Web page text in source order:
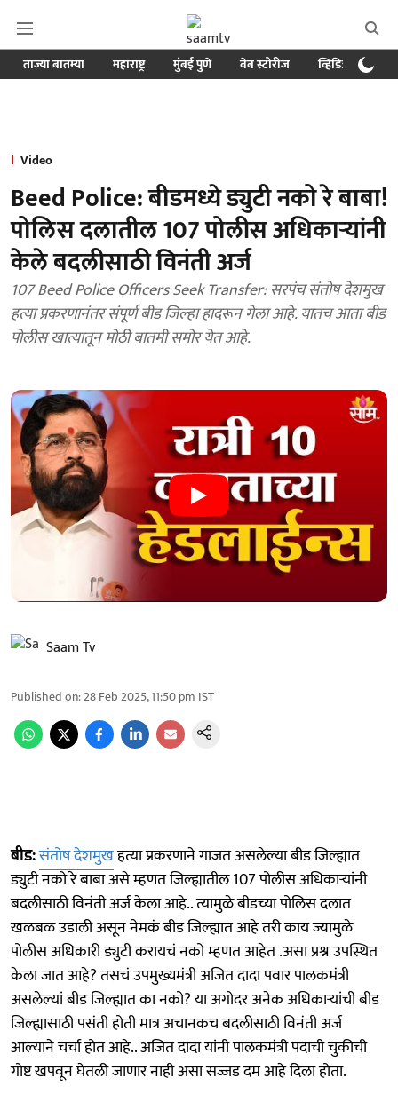
ताज्या बातम्या महाराष्ट्र मुंबई पुणे वेब स्टोरीज व्हिडिओ
Video
Beed Police: बीडमध्ये ड्युटी नको रे बाबा!
पोलिस दलातील 107 पोलीस अधिकाऱ्यांनी
केले बदलीसाठी विनंती अर्ज
107 Beed Police Officers Seek Transfer: सरपंच संतोष देशमुख
हत्या प्रकरणानंतर संपूर्ण बीड जिल्हा हादरून गेला आहे. यातच आता बीड
पोलीस खात्यातून मोठी बातमी समोर येत आहे.
Saam Tv
Published on:28 Feb 2025, 11:50 pm IST
बीड:संतोष देशमुखहत्या प्रकरणाने गाजत असलेल्या बीड जिल्ह्यात
ड्युटी नको रे बाबा असे म्हणत जिल्ह्यातील 107 पोलीस अधिकाऱ्यांनी
बदलीसाठी विनंती अर्ज केला आहे.. त्यामुळे बीडच्या पोलिस दलात
खळबळ उडाली असून नेमकं बीड जिल्ह्यात आहे तरी काय ज्यामुळे
पोलीस अधिकारी ड्युटी करायचं नको म्हणत आहेत .असा प्रश्न उपस्थित
केला जात आहे? तसचं उपमुख्यमंत्री अजित दादा पवार पालकमंत्री
असलेल्यां बीड जिल्ह्यात का नको? या अगोदर अनेक अधिकाऱ्यांची बीड
जिल्ह्यासाठी पसंती होती मात्र अचानकच बदलीसाठी विनंती अर्ज
आल्याने चर्चा होत आहे.. अजित दादा यांनी पालकमंत्री पदाची चुकीची
गोष्ट खपवून घेतली जाणार नाही असा सज्जड दम आहे दिला होता.